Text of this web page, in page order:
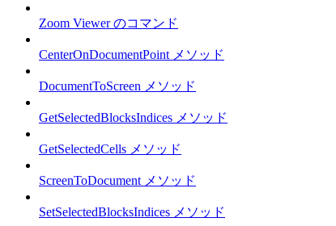
Zoom Viewer のコマンド
CenterOnDocumentPoint メソッド
DocumentToScreen メソッド
GetSelectedBlocksIndices メソッド
GetSelectedCells メソッド
ScreenToDocument メソッド
SetSelectedBlocksIndices メソッド